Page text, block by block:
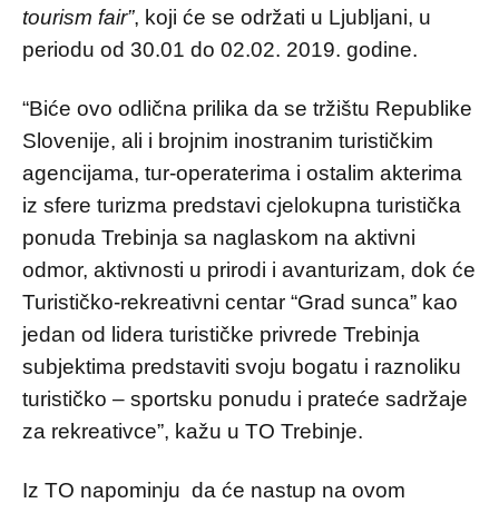
tourism fair”, koji će se održati u Ljubljani, u
periodu od 30.01 do 02.02. 2019. godine.
“Biće ovo odlična prilika da se tržištu Republike
Slovenije, ali i brojnim inostranim turističkim
agencijama, tur-operaterima i ostalim akterima
iz sfere turizma predstavi cjelokupna turistička
ponuda Trebinja sa naglaskom na aktivni
odmor, aktivnosti u prirodi i avanturizam, dok će
Turističko-rekreativni centar “Grad sunca” kao
jedan od lidera turističke privrede Trebinja
subjektima predstaviti svoju bogatu i raznoliku
turističko – sportsku ponudu i prateće sadržaje
za rekreativce”, kažu u TO Trebinje.
Iz TO napominju da će nastup na ovom